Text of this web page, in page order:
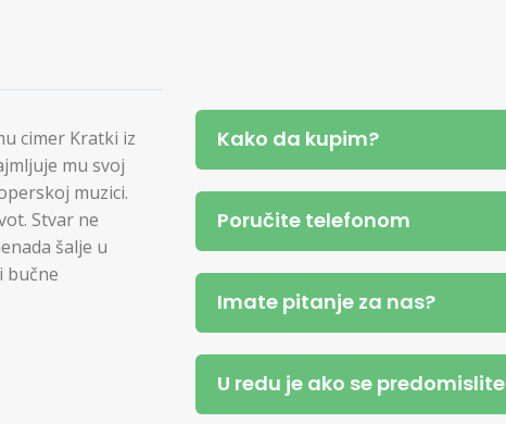
cimer Kratki iz
mu svoj
muzici.
Stvar ne
šalje u
bučne
Kako da kupim?
Poručite telefonom
Imate pitanje za nas?
U redu je ako se predomislite